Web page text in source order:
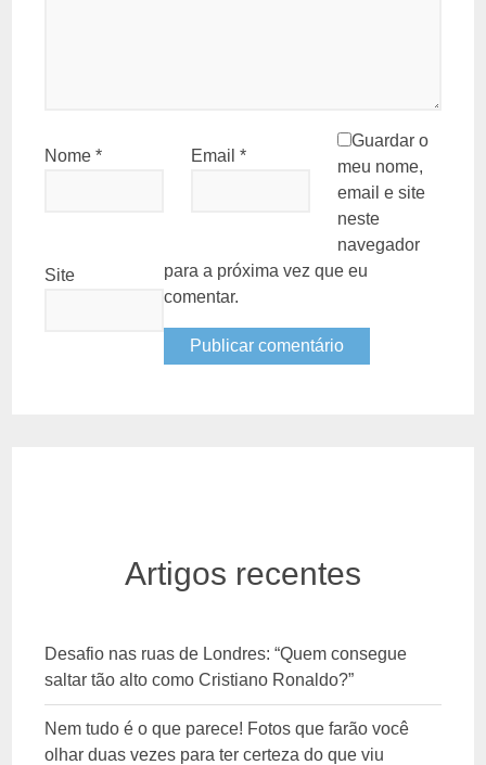
Nome* Email *
Site
Guardar o
meu nome,
email e site
neste
navegador
para a próxima vez que eu
comentar.
Artigos recentes
Desafio nas ruas de Londres: “Quem consegue
saltar tão alto como Cristiano Ronaldo?”
Nem tudo é o que parece! Fotos que farão você
olhar duas vezes para ter certeza do que viu